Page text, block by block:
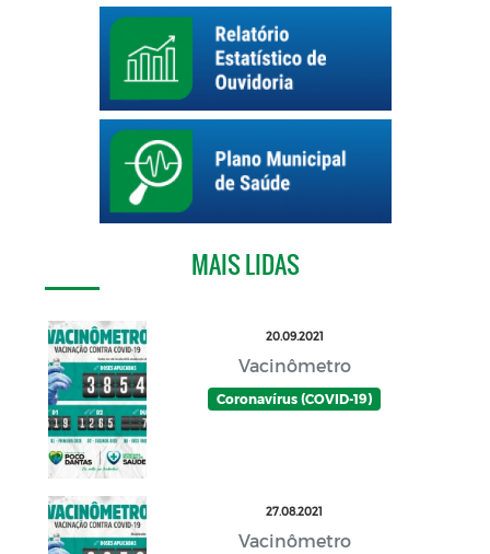
MAIS LIDAS
20.09.2021
Vacinômetro
Coronavírus (COVID-19)
27.08.2021
Vacinômetro